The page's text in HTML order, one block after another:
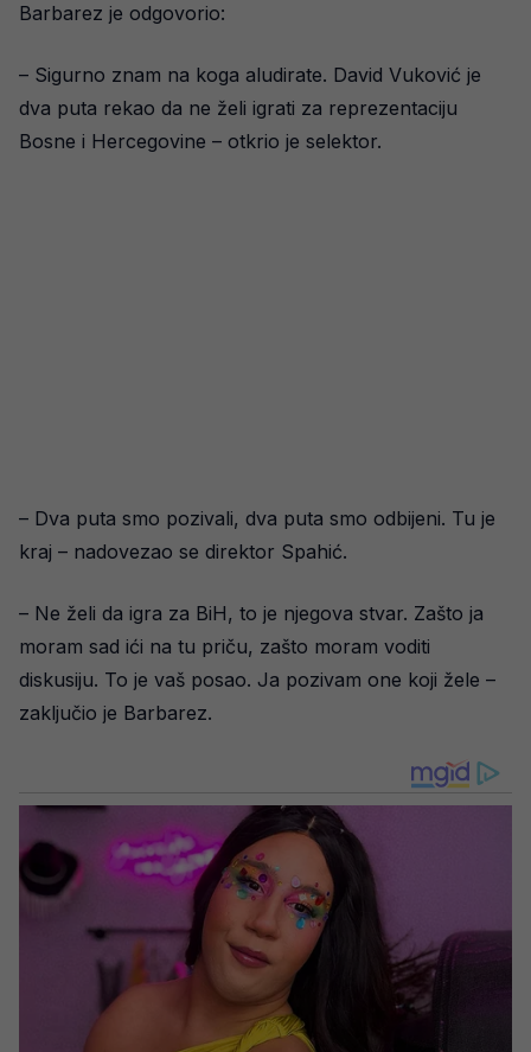
Barbarez je odgovorio:
– Sigurno znam na koga aludirate. David Vuković je
dva puta rekao da ne želi igrati za reprezentaciju
Bosne i Hercegovine – otkrio je selektor.
– Dva puta smo pozivali, dva puta smo odbijeni. Tu je
kraj – nadovezao se direktor Spahić.
– Ne želi da igra za BiH, to je njegova stvar. Zašto ja
moram sad ići na tu priču, zašto moram voditi
diskusiju. To je vaš posao. Ja pozivam one koji žele –
zaključio je Barbarez.